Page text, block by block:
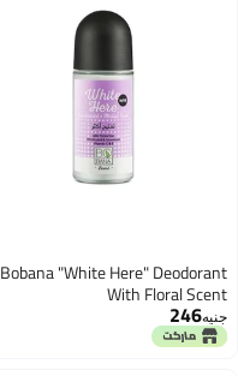
Bobana "White Here" Deodorant
With Floral Scent
جنيه246